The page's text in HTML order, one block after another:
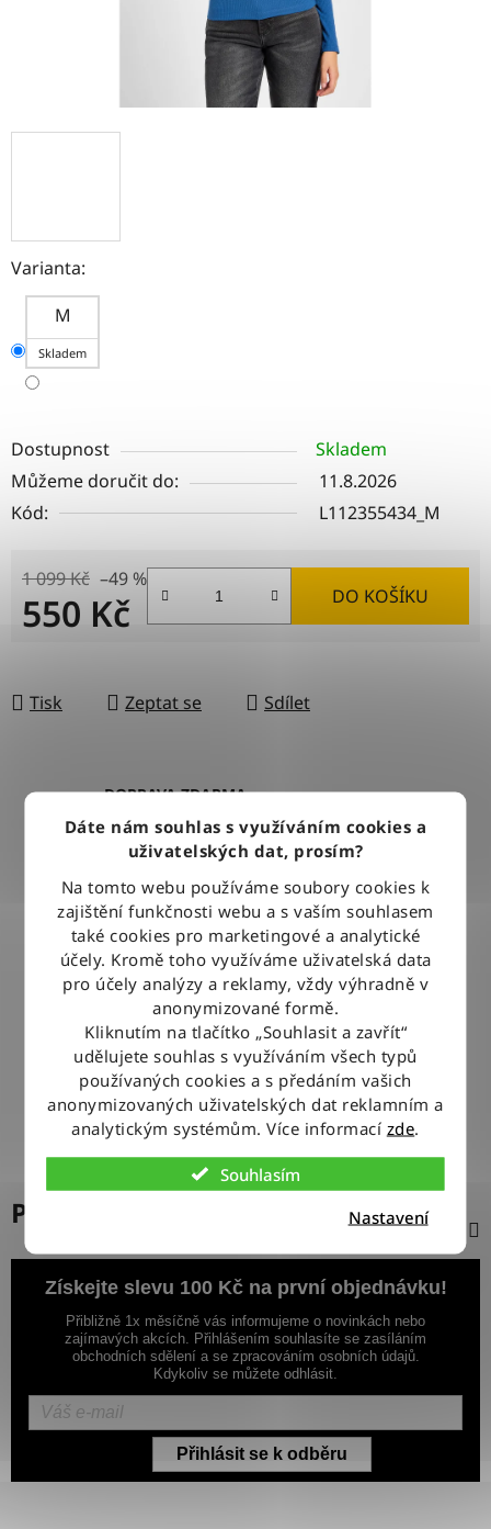
Dáte nám souhlas s využíváním cookies a
uživatelských dat, prosím?
Na tomto webu používáme soubory cookies k
zajištění funkčnosti webu a s vaším souhlasem
také cookies pro marketingové a analytické
účely. Kromě toho využíváme uživatelská data
pro účely analýzy a reklamy, vždy výhradně v
anonymizované formě.
Kliknutím na tlačítko „Souhlasit a zavřít“
udělujete souhlas s využíváním všech typů
používaných cookies a s předáním vašich
anonymizovaných uživatelských dat reklamním a
analytickým systémům. Více informací zde.
Souhlasím
Nastavení
Varianta:
M
Skladem
Dostupnost
Skladem
Můžeme doručit do:
11.8.2026
Kód:
L112355434_M
1 099 Kč –49 %
550 Kč DO KOŠÍKU
Tisk Zeptat se Sdílet
DOPRAVA ZDARMA
Při nákupu nad 2500 Kč doručujeme zdarma po celé ČR
BLESKOVÉ DORUČENÍ
Objednávky odesíláme každý pracovní den do 12:00
100% ZBOŽÍ SKLADEM
Veškeré vystavené zboží leží na našem skladě
VÝMĚNA ZBOŽÍ ZDARMA
Nevyhovující zboží zdarma vyměníme do 14 dnů od jeho
doručení
Popis
Získejte slevu 100 Kč na první objednávku!
Přibližně 1x měsíčně vás informujeme o novinkách nebo
zajímavých akcích. Přihlášením souhlasíte se zasíláním
obchodních sdělení a se zpracováním osobních údajů.
Kdykoliv se můžete odhlásit.
Přihlásit se k odběru
Z